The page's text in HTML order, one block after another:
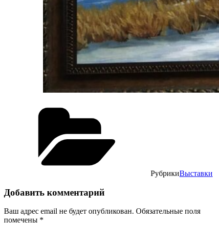
РубрикиВыставки
Добавить комментарий
Ваш адрес email не будет опубликован. Обязательные поля
помечены *